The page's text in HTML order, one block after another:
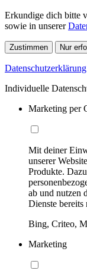
Erkundige dich bitte
sowie in unserer
Zustimmen Nur
Datenschutzerklärung
Individuelle
Marketing per
Mit deiner
unserer
Produkte.
ab und nutzen
Dienste bereits
Bing, Criteo,
Marketing